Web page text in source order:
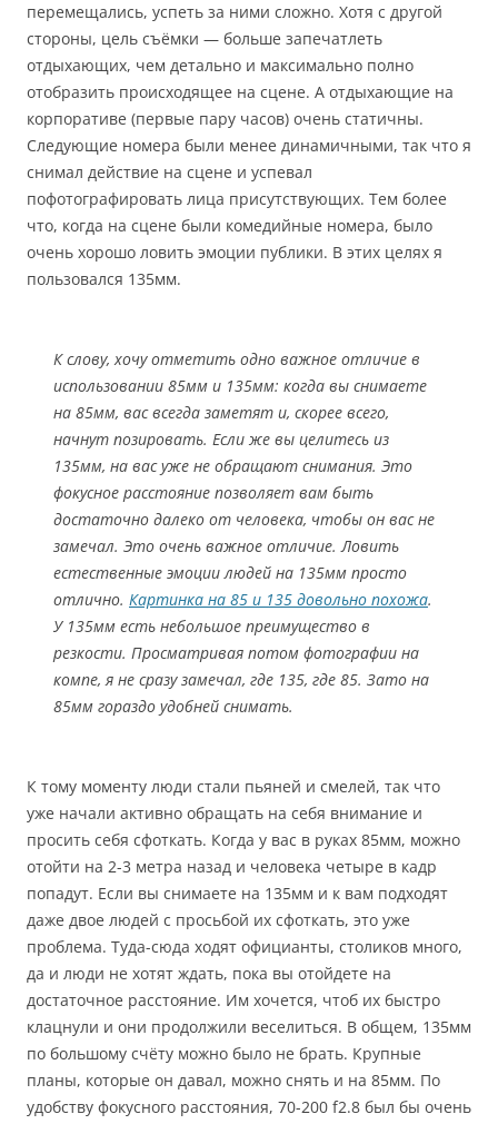
перемещались, успеть за ними сложно. Хотя с другой
стороны, цель съёмки — больше запечатлеть
отдыхающих, чем детально и максимально полно
отобразить происходящее на сцене. А отдыхающие на
корпоративе (первые пару часов) очень статичны.
Следующие номера были менее динамичными, так что я
снимал действие на сцене и успевал
пофотографировать лица присутствующих. Тем более
что, когда на сцене были комедийные номера, было
очень хорошо ловить эмоции публики. В этих целях я
пользовался 135мм.
К слову, хочу отметить одно важное отличие в
использовании 85мм и 135мм: когда вы снимаете
на 85мм, вас всегда заметят и, скорее всего,
начнут позировать. Если же вы целитесь из
135мм, на вас уже не обращают снимания. Это
фокусное расстояние позволяет вам быть
достаточно далеко от человека, чтобы он вас не
замечал. Это очень важное отличие. Ловить
естественные эмоции людей на 135мм просто
отлично. Картинка на 85 и 135 довольно похожа.
У 135мм есть небольшое преимущество в
резкости. Просматривая потом фотографии на
компе, я не сразу замечал, где 135, где 85. Зато на
85мм гораздо удобней снимать.
К тому моменту люди стали пьяней и смелей, так что
уже начали активно обращать на себя внимание и
просить себя сфоткать. Когда у вас в руках 85мм, можно
отойти на 2-3 метра назад и человека четыре в кадр
попадут. Если вы снимаете на 135мм и к вам подходят
даже двое людей с просьбой их сфоткать, это уже
проблема. Туда-сюда ходят официанты, столиков много,
да и люди не хотят ждать, пока вы отойдете на
достаточное расстояние. Им хочется, чтоб их быстро
клацнули и они продолжили веселиться. В общем, 135мм
по большому счёту можно было не брать. Крупные
планы, которые он давал, можно снять и на 85мм. По
удобству фокусного расстояния, 70-200 f2.8 был бы очень